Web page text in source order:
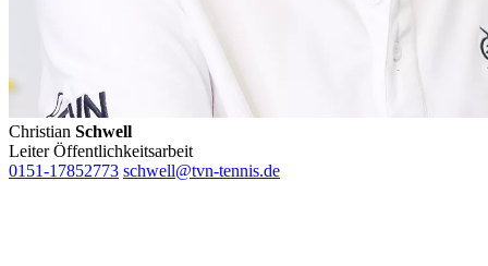
Christian Schwell
Leiter Öffentlichkeitsarbeit
0151-17852773 schwell@tvn-tennis.de